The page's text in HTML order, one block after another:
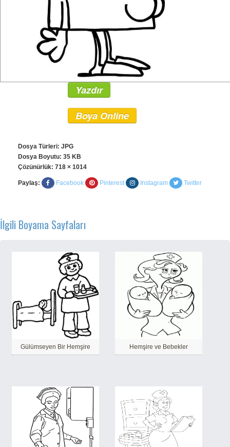
Yazdır
Boya Online
Dosya Türleri: JPG
Dosya Boyutu: 35 KB
Çözünürlük: 718 × 1014
Paylaş: Facebook Pinterest Instagram Twitter
İlgili Boyama Sayfaları
Gülümseyen Bir Hemşire Hemşire ve Bebekler